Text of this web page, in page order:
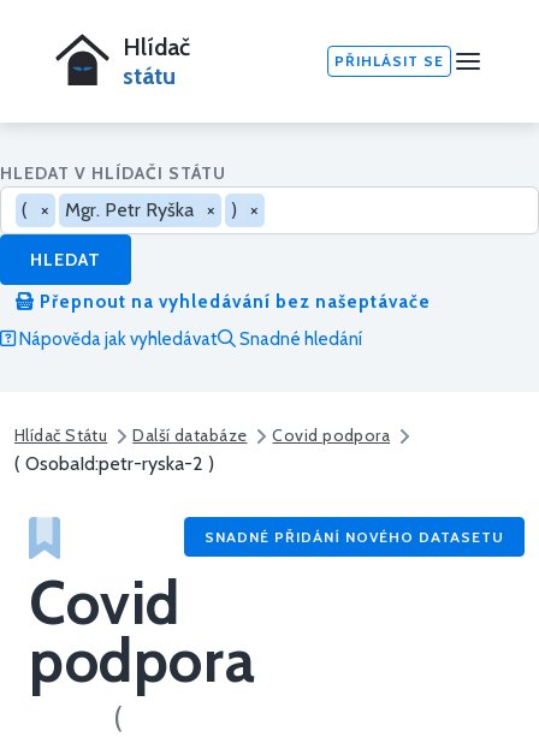
Hlídač
státu
PŘIHLÁSIT SE
HLEDAT V HLÍDAČI STÁTU
( × Mgr. Petr Ryška × ) ×
HLEDAT
Přepnout na vyhledávání bez našeptávače
Nápověda jak vyhledávat
Snadné hledání
Hlídač Státu Další databáze Covid podpora
( OsobaId:petr-ryska-2 )
SNADNÉ PŘIDÁNÍ NOVÉHO DATASETU
Covid
podpora
(